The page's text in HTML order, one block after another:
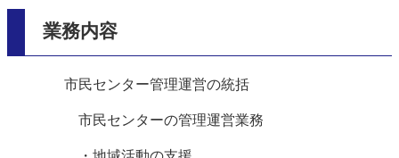
業務内容
市民センター管理運営の統括
市民センターの管理運営業務